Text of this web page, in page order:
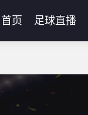
首页 足球直播